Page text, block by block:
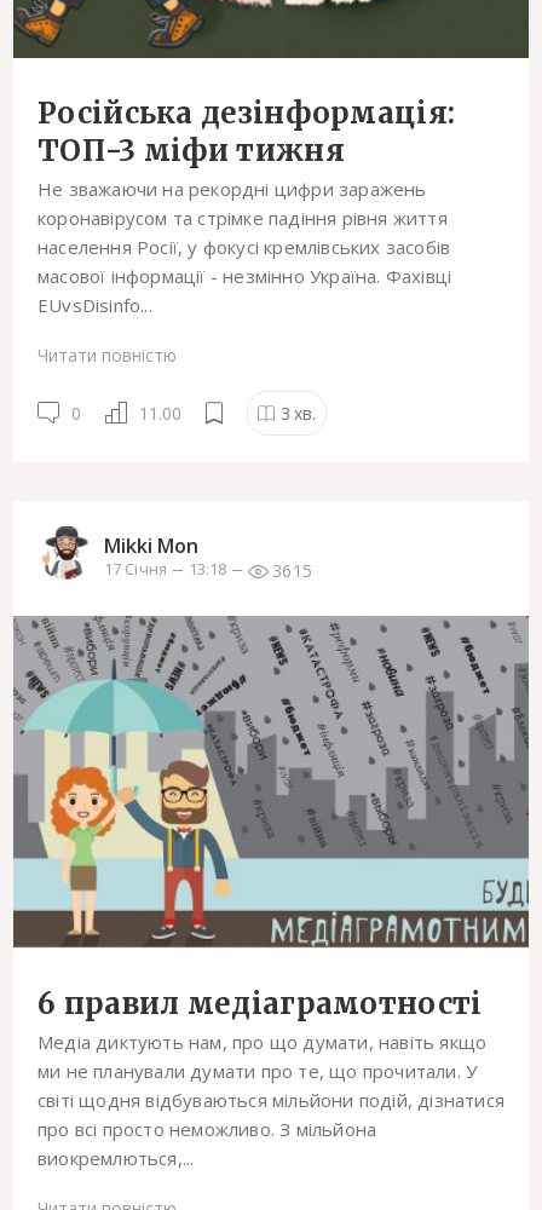
Російська дезінформація:
ТОП-3 міфи тижня
Не зважаючи на рекордні цифри заражень
коронавірусом та стрімке падіння рівня життя
населення Росії, у фокусі кремлівських засобів
масової інформації - незмінно Україна. Фахівці
EUvsDisinfo...
Читати повністю
0 11.00 3 хв.
Mikki Mon
17 Січня 13:18 3615
6 правил медіаграмотності
Медіа диктують нам, про що думати, навіть якщо
ми не планували думати про те, що прочитали. У
світі щодня відбуваються мільйони подій, дізнатися
про всі просто неможливо. З мільйона
виокремлються,...